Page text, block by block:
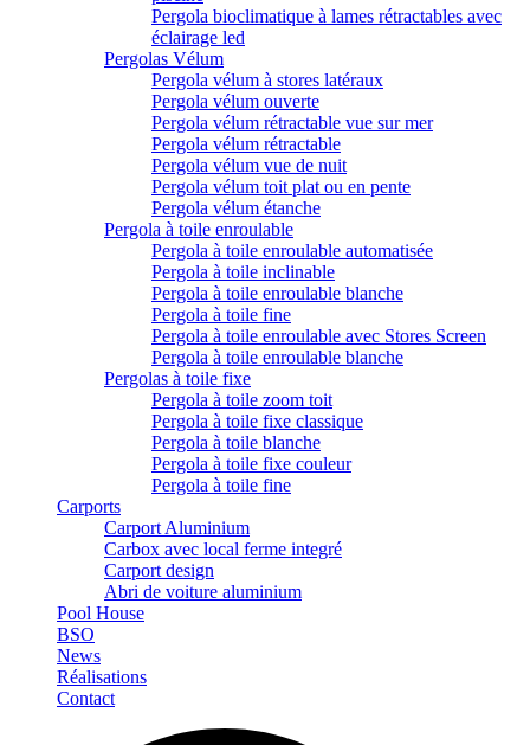
Pergola bioclimatique à lames rétractables avec
éclairage led
Pergolas Vélum
Pergola vélum à stores latéraux
Pergola vélum ouverte
Pergola vélum rétractable vue sur mer
Pergola vélum rétractable
Pergola vélum vue de nuit
Pergola vélum toit plat ou en pente
Pergola vélum étanche
Pergola à toile enroulable
Pergola à toile enroulable automatisée
Pergola à toile inclinable
Pergola à toile enroulable blanche
Pergola à toile fine
Pergola à toile enroulable avec Stores Screen
Pergola à toile enroulable blanche
Pergolas à toile fixe
Pergola à toile zoom toit
Pergola à toile fixe classique
Pergola à toile blanche
Pergola à toile fixe couleur
Pergola à toile fine
Carports
Carport Aluminium
Carbox avec local ferme integré
Carport design
Abri de voiture aluminium
Pool House
BSO
News
Réalisations
Contact